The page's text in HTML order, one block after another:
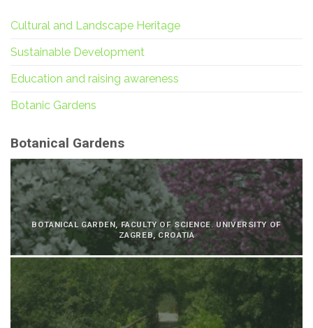
Cultural and Landscape Heritage
Sustainable Development
Education and raising awareness
Botanic Gardens
Botanical Gardens
BOTANICAL GARDEN, FACULTY OF SCIENCE. UNIVERSITY OF
ZAGREB, CROATIA